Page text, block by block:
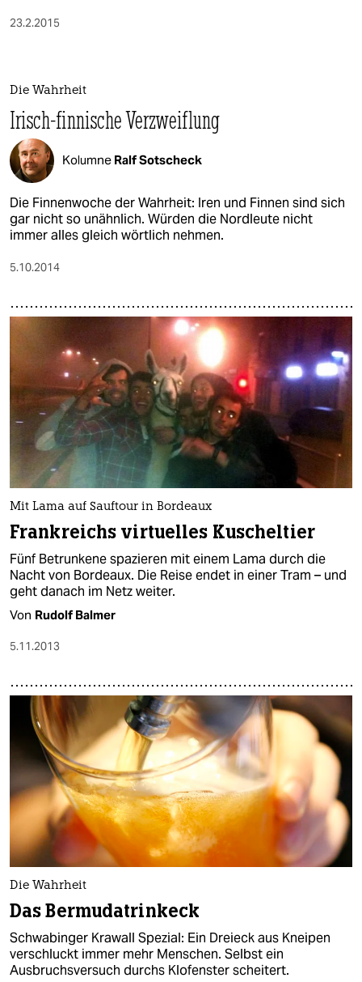
23.2.2015
Die Wahrheit
Irisch-finnische Verzweiflung
Kolumne Ralf Sotscheck
Die Finnenwoche der Wahrheit: Iren und Finnen sind sich
gar nicht so unähnlich. Würden die Nordleute nicht
immer alles gleich wörtlich nehmen.
5.10.2014
Mit Lama auf Sauftour in Bordeaux
Frankreichs virtuelles Kuscheltier
Fünf Betrunkene spazieren mit einem Lama durch die
Nacht von Bordeaux. Die Reise endet in einer Tram – und
geht danach im Netz weiter.
Von Rudolf Balmer
5.11.2013
Die Wahrheit
Das Bermudatrinkeck
Schwabinger Krawall Spezial: Ein Dreieck aus Kneipen
verschluckt immer mehr Menschen. Selbst ein
Ausbruchsversuch durchs Klofenster scheitert.